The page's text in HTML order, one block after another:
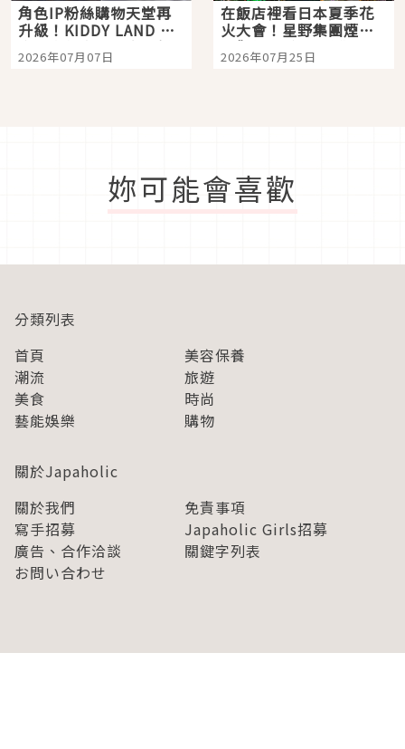
角色IP粉絲購物天堂再
升級！KIDDY LAND 原
宿店吉伊卡哇迎客，新
開幕 OMOKADO 店3分
2026年07月07日
在飯店裡看日本夏季花
火大會！星野集團煙火
景觀飯店6選，讓你不用
人擠人悠閒欣賞
2026年07月25日
妳可能會喜歡
分類列表
首頁
美容保養
潮流
旅遊
美食
時尚
藝能娛樂
購物
關於Japaholic
關於我們
免責事項
寫手招募
Japaholic Girls招募
廣告、合作洽談
關鍵字列表
お問い合わせ